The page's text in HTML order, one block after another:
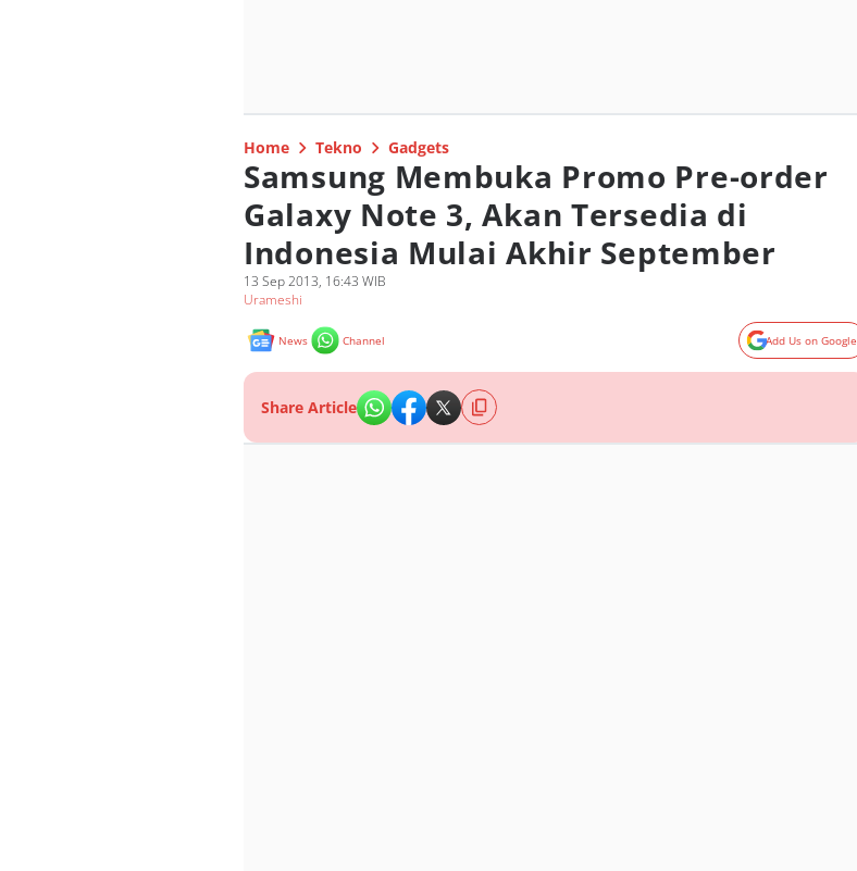
Home Tekno Gadgets
Samsung Membuka Promo Pre-order
Galaxy Note 3, Akan Tersedia di
Indonesia Mulai Akhir September
13 Sep 2013, 16:43 WIB
Urameshi
News Channel Add Us on Google
Share Article